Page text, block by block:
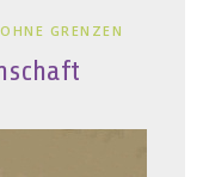
GRENZEN